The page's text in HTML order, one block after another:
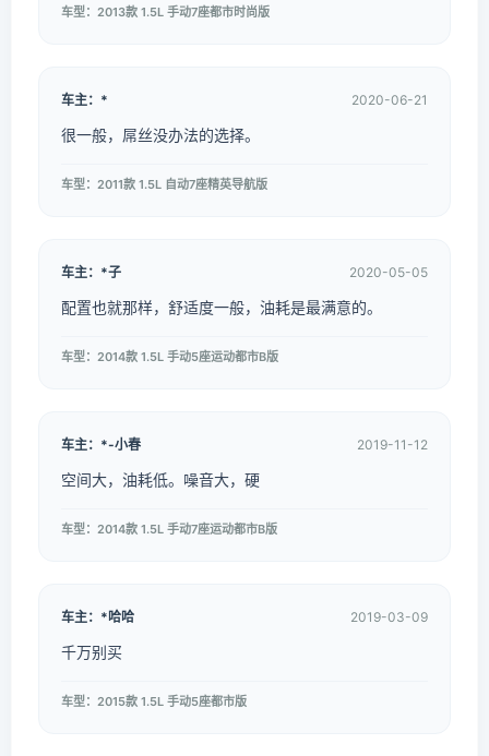
车型：2013款 1.5L 手动7座都市时尚版
车主：* 2020-06-21
很一般，屌丝没办法的选择。
车型：2011款 1.5L 自动7座精英导航版
车主：*子 2020-05-05
配置也就那样，舒适度一般，油耗是最满意的。
车型：2014款 1.5L 手动5座运动都市B版
车主：*-小春 2019-11-12
空间大，油耗低。噪音大，硬
车型：2014款 1.5L 手动7座运动都市B版
车主：*哈哈 2019-03-09
千万别买
车型：2015款 1.5L 手动5座都市版